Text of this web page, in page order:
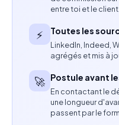
français.
Une expérience
ORL est un atout.
Excellente maîtrise
entre toi et le client.
⚡ Toutes les
LinkedIn, Indeed,
agrégés et mis à
🚀 Postule avant
En contactant le
une longueur
passent par le